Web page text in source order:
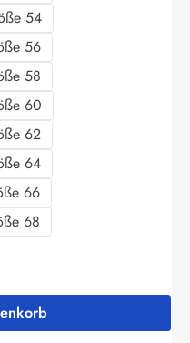
54
56
58
60
62
64
66
68
gewünschten